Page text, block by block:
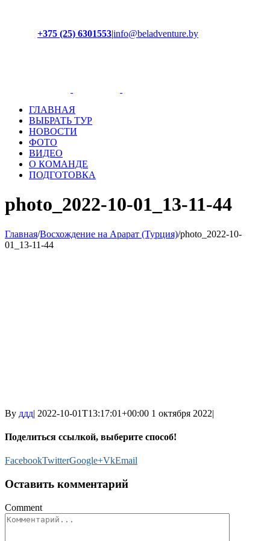
+375 (25) 6301553|info@beladventure.by
ГЛАВНАЯ
ВЫБРАТЬ ТУР
НОВОСТИ
ФОТО
ВИДЕО
О КОМАНДЕ
ПОДГОТОВКА
photo_2022-10-01_13-11-44
Главная/Восхождение на Арарат (Турция)/photo_2022-10-
01_13-11-44
By ддд| 2022-10-01T13:17:01+00:00 1 октября 2022|
Поделиться ссылкой, выберите способ!
FacebookTwitterGoogle+VkEmail
Оставить комментарий
Comment